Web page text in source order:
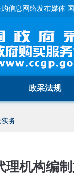
信息网络发布媒体
政采法规
务
理机构编